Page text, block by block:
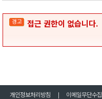
경고 접근 권한이 없습니다.
개인정보처리방침 이메일무단수